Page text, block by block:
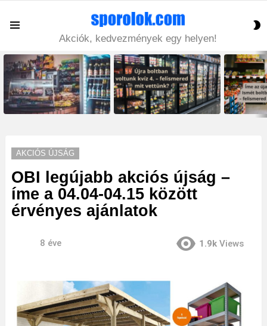
Akciók, kedvezmények egy helyen!
LATEST
STORIES
AKCIÓS ÚJSÁG
OBI legújabb akciós újság –
íme a 04.04-04.15 között
érvényes ajánlatok
8 éve 1.9k Views